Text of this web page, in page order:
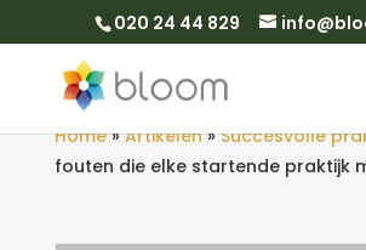
020 24 44 829
Home»Artikelen»Succesvolle
fouten die elke startende praktijk